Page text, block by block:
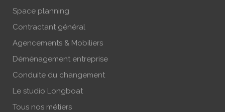
Space planning
Contractant général
Agencements & Mobiliers
Déménagement entreprise
Conduite du changement
Le studio Longboat
Tous nos métiers